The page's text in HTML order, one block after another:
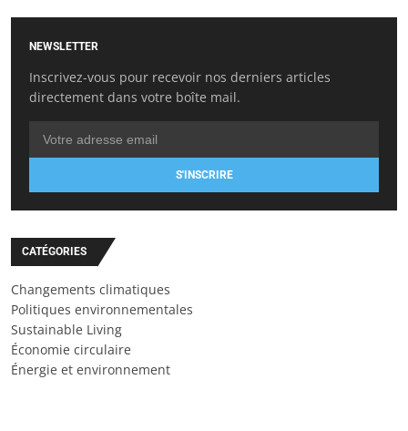
NEWSLETTER
Inscrivez-vous pour recevoir nos derniers articles
directement dans votre boîte mail.
S'INSCRIRE
CATÉGORIES
Changements climatiques
Politiques environnementales
Sustainable Living
Économie circulaire
Énergie et environnement